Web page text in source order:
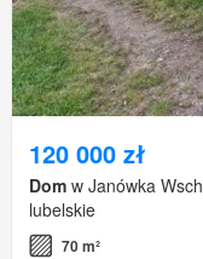
120 000 zł
Dom w Janówka
lubelskie
70 m²